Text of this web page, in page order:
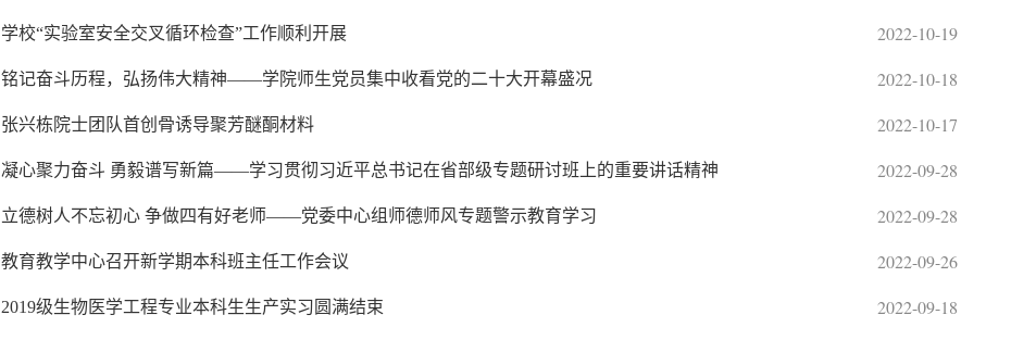
2022-10-19
学校“实验室安全交叉循环检查”工作顺利开展
2022-10-18
铭记奋斗历程，弘扬伟大精神——学院师生党员集中收看党的二十大开幕盛况
2022-10-17
张兴栋院士团队首创骨诱导聚芳醚酮材料
2022-09-28
凝心聚力奋斗 勇毅谱写新篇——学习贯彻习近平总书记在省部级专题研讨班上的重要讲话精神
2022-09-28
立德树人不忘初心 争做四有好老师——党委中心组师德师风专题警示教育学习
2022-09-26
教育教学中心召开新学期本科班主任工作会议
2022-09-18
2019级生物医学工程专业本科生生产实习圆满结束